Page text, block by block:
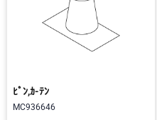
ﾋﾟﾝ,ｶ-ﾃﾝ
MC936646